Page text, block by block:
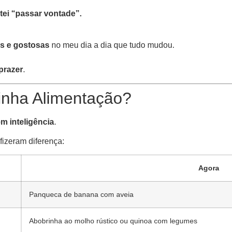
“passar vontade”.
e gostosas no meu dia a dia que tudo mudou.
.
Alimentação?
inteligência.
diferença:
Agora
Panqueca de banana com aveia
Abobrinha ao molho rústico ou quinoa com legumes